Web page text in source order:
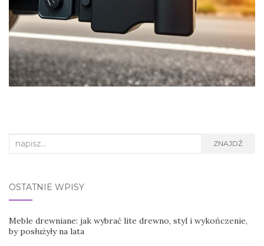
Search
ZNAJDŹ
OSTATNIE WPISY
Meble drewniane: jak wybrać lite drewno, styl i wykończenie,
by posłużyły na lata